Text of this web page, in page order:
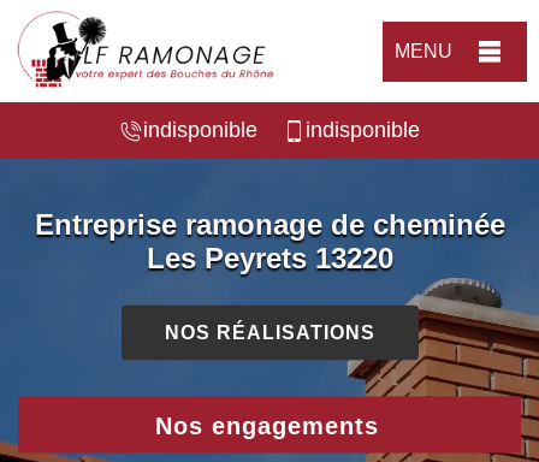
MENU
indisponible indisponible
Entreprise ramonage de cheminée
Les Peyrets 13220
NOS RÉALISATIONS
Nos engagements